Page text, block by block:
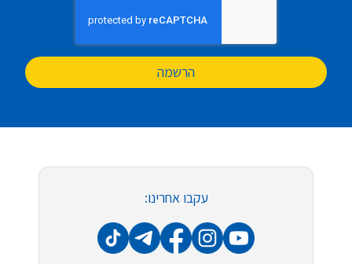
הרשמה
עקבו אחרינו: